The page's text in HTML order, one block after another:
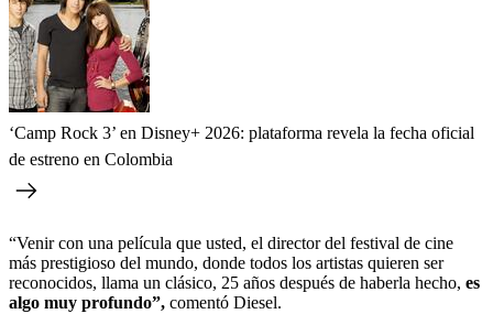
‘Camp Rock 3’ en Disney+ 2026: plataforma revela la fecha oficial
de estreno en Colombia
“Venir con una película que usted, el director del festival de cine
más prestigioso del mundo, donde todos los artistas quieren ser
reconocidos, llama un clásico, 25 años después de haberla hecho, es
algo muy profundo”, comentó Diesel.